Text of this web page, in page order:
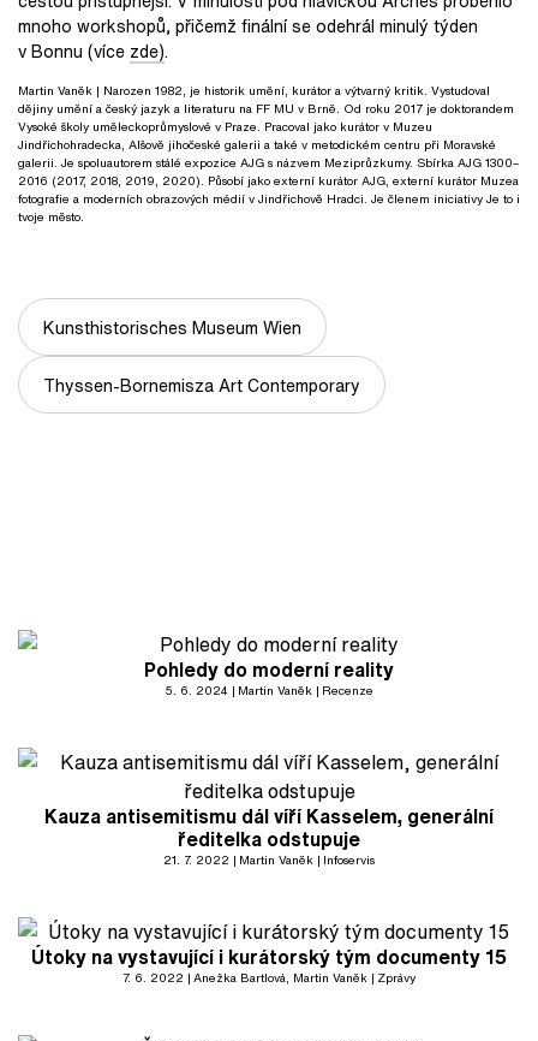
mnoho workshopů, přičemž finální se odehrál minulý týden
v Bonnu (více zde).
Martin Vaněk | Narozen 1982, je historik umění, kurátor a výtvarný kritik. Vystudoval
dějiny umění a český jazyk a literaturu na FF MU v Brně. Od roku 2017 je doktorandem
Vysoké školy uměleckoprůmyslové v Praze. Pracoval jako kurátor v Muzeu
Jindřichohradecka, Alšově jihočeské galerii a také v metodickém centru při Moravské
galerii. Je spoluautorem stálé expozice AJG s názvem Meziprůzkumy. Sbírka AJG 1300–
2016 (2017, 2018, 2019, 2020). Působí jako externí kurátor AJG, externí kurátor Muzea
fotografie a moderních obrazových médií v Jindřichově Hradci. Je členem iniciativy Je to i
tvoje město.
Kunsthistorisches Museum Wien
Thyssen-Bornemisza Art Contemporary
Pohledy do moderní reality
5. 6. 2024 Martin Vaněk Recenze
Kauza antisemitismu dál víří Kasselem, generální
ředitelka odstupuje
21. 7. 2022 Martin Vaněk Infoservis
Útoky na vystavující i kurátorský tým documenty 15
7. 6. 2022 Anežka Bartlová, Martin Vaněk Zprávy